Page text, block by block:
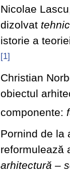
Nicolae
dizolvat
istorie a
[1]
Christian
obiectul
componente:
Pornind de la
reformulează
arhitectură –